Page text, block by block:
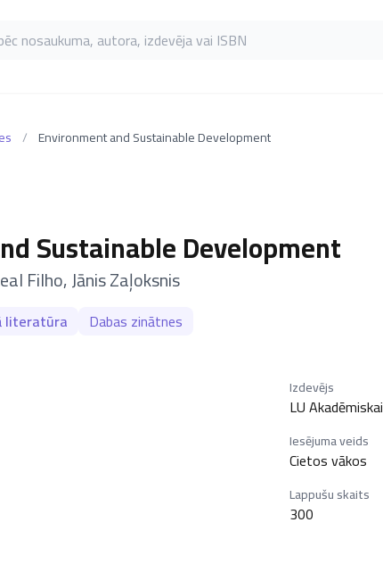
nosaukuma, autora, izdevēja vai ISBN
/ Environment and Sustainable Development
Sustainable Development
Filho,Jānis Zaļoksnis
literatūra Dabas zinātnes
Izdevējs
LU
Iesējuma veids
Cietos vākos
Lappušu skaits
300